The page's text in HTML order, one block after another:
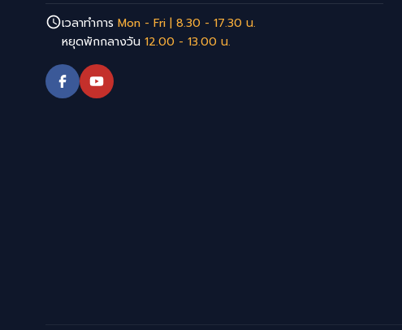
เวลาทำการ Mon - Fri | 8.30 - 17.30 น.
หยุดพักกลางวัน 12.00 - 13.00 น.